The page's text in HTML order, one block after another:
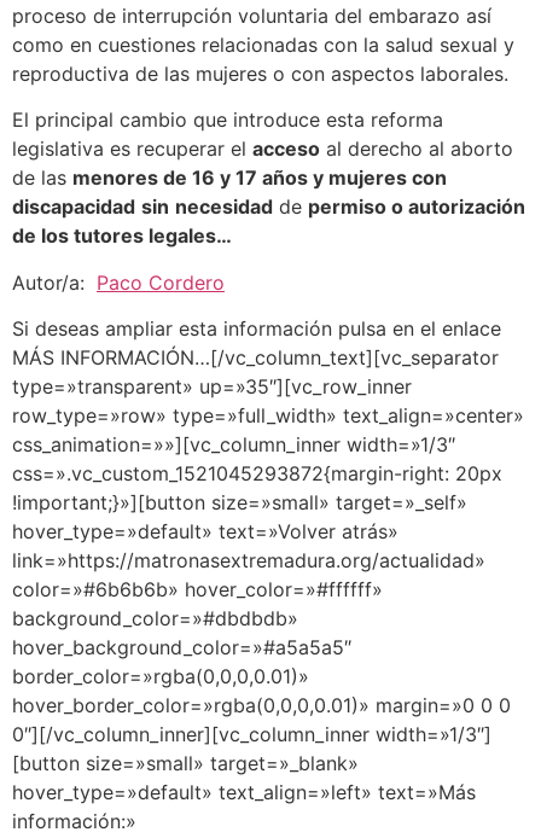
proceso de interrupción voluntaria del embarazo así
como en cuestiones relacionadas con la salud sexual y
reproductiva de las mujeres o con aspectos laborales.
El principal cambio que introduce esta reforma
legislativa es recuperar el acceso al derecho al aborto
de las menores de 16 y 17 años y mujeres con
discapacidad sin necesidad de permiso o autorización
de los tutores legales…
Autor/a: Paco Cordero
Si deseas ampliar esta información pulsa en el enlace
MÁS INFORMACIÓN…[/vc_column_text][vc_separator
type=»transparent» up=»35″][vc_row_inner
row_type=»row» type=»full_width» text_align=»center»
css_animation=»»][vc_column_inner width=»1/3″
css=».vc_custom_1521045293872{margin-right: 20px
!important;}»][button size=»small» target=»_self»
hover_type=»default» text=»Volver atrás»
link=»https://matronasextremadura.org/actualidad»
color=»#6b6b6b» hover_color=»#ffffff»
background_color=»#dbdbdb»
hover_background_color=»#a5a5a5″
border_color=»rgba(0,0,0,0.01)»
hover_border_color=»rgba(0,0,0,0.01)» margin=»0 0 0
0″][/vc_column_inner][vc_column_inner width=»1/3″]
[button size=»small» target=»_blank»
hover_type=»default» text_align=»left» text=»Más
información:»